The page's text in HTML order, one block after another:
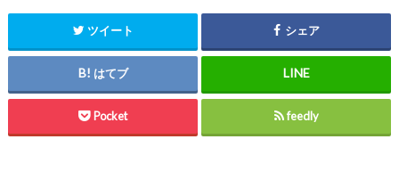
ツイート シェア
はてブ
Pocket feedly